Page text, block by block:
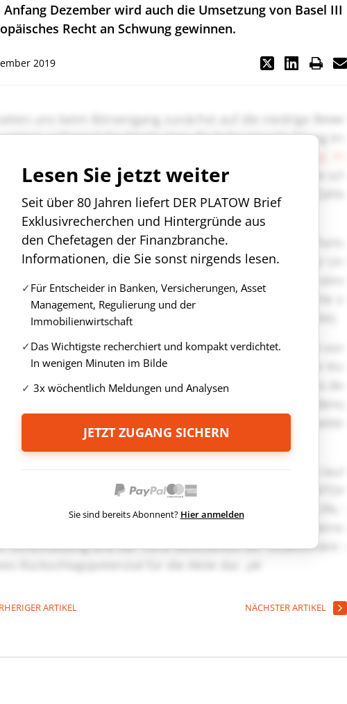
Anfang Dezember wird auch die Umsetzung von Basel III
Recht an Schwung gewinnen.
2019
Lesen Sie jetzt weiter
Seit über 80 Jahren liefert DER PLATOW Brief
Exklusivrecherchen und Hintergründe aus
den Chefetagen der Finanzbranche.
Informationen, die Sie sonst nirgends lesen.
Für Entscheider in Banken, Versicherungen, Asset
Management, Regulierung und der
Immobilienwirtschaft
Das Wichtigste recherchiert und kompakt verdichtet.
In wenigen Minuten im Bilde
3x wöchentlich Meldungen und Analysen
JETZT ZUGANG SICHERN
Sie sind bereits Abonnent? Hier anmelden
ARTIKEL NÄCHSTER ARTIKEL